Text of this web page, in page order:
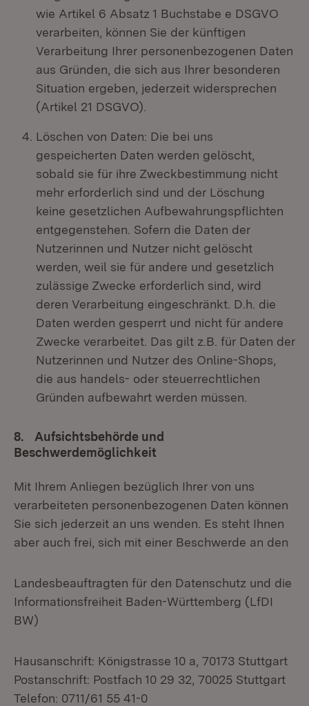
wie Artikel 6 Absatz 1 Buchstabe e DSGVO
verarbeiten, können Sie der künftigen
Verarbeitung Ihrer personenbezogenen Daten
aus Gründen, die sich aus Ihrer besonderen
Situation ergeben, jederzeit widersprechen
(Artikel 21 DSGVO).
Löschen von Daten: Die bei uns
gespeicherten Daten werden gelöscht,
sobald sie für ihre Zweckbestimmung nicht
mehr erforderlich sind und der Löschung
keine gesetzlichen Aufbewahrungspflichten
entgegenstehen. Sofern die Daten der
Nutzerinnen und Nutzer nicht gelöscht
werden, weil sie für andere und gesetzlich
zulässige Zwecke erforderlich sind, wird
deren Verarbeitung eingeschränkt. D.h. die
Daten werden gesperrt und nicht für andere
Zwecke verarbeitet. Das gilt z.B. für Daten der
Nutzerinnen und Nutzer des Online-Shops,
die aus handels- oder steuerrechtlichen
Gründen aufbewahrt werden müssen.
8. Aufsichtsbehörde und
Beschwerdemöglichkeit
Mit Ihrem Anliegen bezüglich Ihrer von uns
verarbeiteten personenbezogenen Daten können
Sie sich jederzeit an uns wenden. Es steht Ihnen
aber auch frei, sich mit einer Beschwerde an den
Landesbeauftragten für den Datenschutz und die
Informationsfreiheit Baden-Württemberg (LfDI
BW)
Hausanschrift: Königstrasse 10 a, 70173 Stuttgart
Postanschrift: Postfach 10 29 32, 70025 Stuttgart
Telefon: 0711/61 55 41-0